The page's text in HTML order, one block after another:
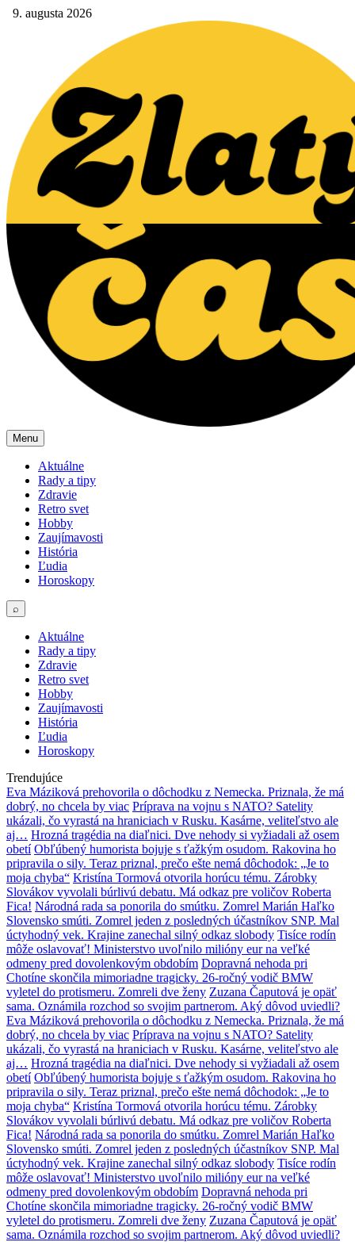
9. augusta 2026
Menu
Aktuálne
Rady a tipy
Zdravie
Retro svet
Hobby
Zaujímavosti
História
Ľudia
Horoskopy
⌕
Aktuálne
Rady a tipy
Zdravie
Retro svet
Hobby
Zaujímavosti
História
Ľudia
Horoskopy
Trendujúce
Eva Máziková prehovorila o dôchodku z Nemecka. Priznala, že má
dobrý, no chcela by viac Príprava na vojnu s NATO? Satelity
ukázali, čo vyrastá na hraniciach v Rusku. Kasárne, veliteľstvo ale
aj… Hrozná tragédia na diaľnici. Dve nehody si vyžiadali až osem
obetí Obľúbený humorista bojuje s ťažkým osudom. Rakovina ho
pripravila o sily. Teraz priznal, prečo ešte nemá dôchodok: „Je to
moja chyba“ Kristína Tormová otvorila horúcu tému. Zárobky
Slovákov vyvolali búrlivú debatu. Má odkaz pre voličov Roberta
Fica! Národná rada sa ponorila do smútku. Zomrel Marián Haľko
Slovensko smúti. Zomrel jeden z posledných účastníkov SNP. Mal
úctyhodný vek. Krajine zanechal silný odkaz slobody Tisíce rodín
môže oslavovať! Ministerstvo uvoľnilo milióny eur na veľké
odmeny pred dovolenkovým obdobím Dopravná nehoda pri
Chotíne skončila mimoriadne tragicky. 26-ročný vodič BMW
vyletel do protismeru. Zomreli dve ženy Zuzana Čaputová je opäť
sama. Oznámila rozchod so svojim partnerom. Aký dôvod uviedli?
Eva Máziková prehovorila o dôchodku z Nemecka. Priznala, že má
dobrý, no chcela by viac Príprava na vojnu s NATO? Satelity
ukázali, čo vyrastá na hraniciach v Rusku. Kasárne, veliteľstvo ale
aj… Hrozná tragédia na diaľnici. Dve nehody si vyžiadali až osem
obetí Obľúbený humorista bojuje s ťažkým osudom. Rakovina ho
pripravila o sily. Teraz priznal, prečo ešte nemá dôchodok: „Je to
moja chyba“ Kristína Tormová otvorila horúcu tému. Zárobky
Slovákov vyvolali búrlivú debatu. Má odkaz pre voličov Roberta
Fica! Národná rada sa ponorila do smútku. Zomrel Marián Haľko
Slovensko smúti. Zomrel jeden z posledných účastníkov SNP. Mal
úctyhodný vek. Krajine zanechal silný odkaz slobody Tisíce rodín
môže oslavovať! Ministerstvo uvoľnilo milióny eur na veľké
odmeny pred dovolenkovým obdobím Dopravná nehoda pri
Chotíne skončila mimoriadne tragicky. 26-ročný vodič BMW
vyletel do protismeru. Zomreli dve ženy Zuzana Čaputová je opäť
sama. Oznámila rozchod so svojim partnerom. Aký dôvod uviedli?